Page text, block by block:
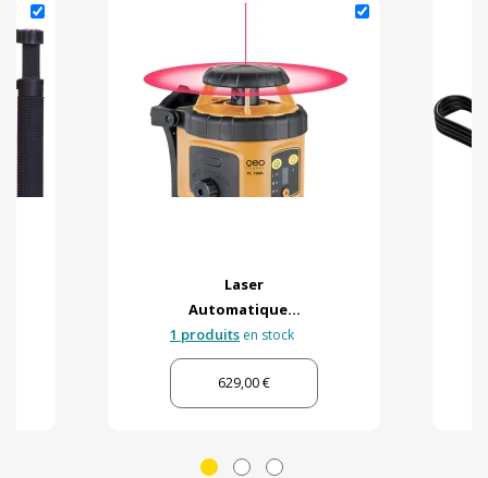
Laser
Automatique...
1 produits en stock
629,00 €